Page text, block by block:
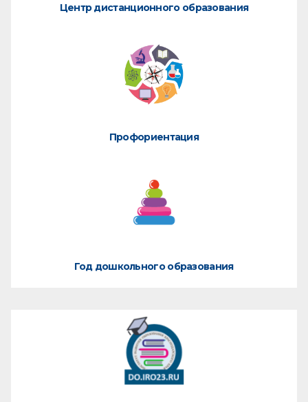
Центр дистанционного образования
Профориентация
Год дошкольного образования